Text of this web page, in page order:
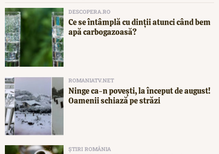
DESCOPERA.RO
Ce se întâmplă cu dinții atunci când bem
apă carbogazoasă?
ROMANIATV.NET
Ninge ca-n povești, la început de august!
Oamenii schiază pe străzi
ȘTIRI ROMÂNIA